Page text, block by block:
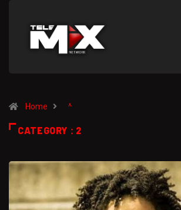
Home ^
CATEGORY : 2